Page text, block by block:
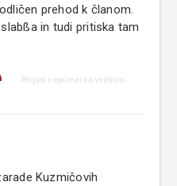
prehod k članom.
in tudi pritiska tam
Prijavi neprimerno vsebino
Kuzmičovih